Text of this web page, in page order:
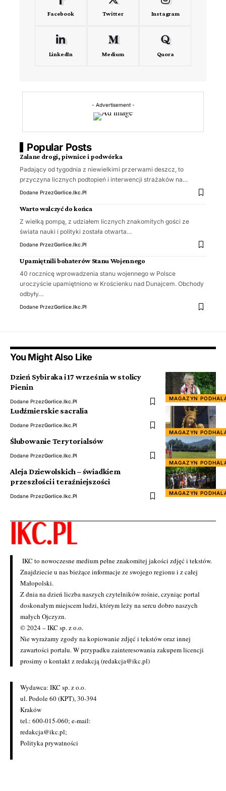
Facebook Twitter Instagram
LinkedIn Medium Quora
- Advertisement -
Popular Posts
Zalane drogi, piwnice i podwórka
Padający od tygodnia z niewielkimi przerwami deszcz, to
przyczyna licznych podtopień i interwencji strażaków na…
Dodane PrzezGorlice.ikc.pl
Warto walczyć do końca
Z wielką pompą, z udziałem licznych znakomitych gości ze
świata nauki i polityki została otwarta…
Dodane PrzezGorlice.ikc.pl
Upamiętnili bohaterów Stanu Wojennego
40 rocznicę wprowadzenia stanu wojennego w Polsce
uroczyście upamiętniono w Krościenku nad Dunajcem. Obchody
odbyły…
Dodane PrzezGorlice.ikc.pl
You Might Also Like
MAGAZYN
Dzień Sybiraka i 17 września w stolicy
Pienin
Dodane PrzezGorlice.ikc.pl
MAGAZYN
Ludźmierskie sacralia
Dodane PrzezGorlice.ikc.pl
MAGAZYN
Ślubowanie Terytorialsów
Dodane PrzezGorlice.ikc.pl
MAGAZYN
Aleja Dziewolskich – świadkiem
przeszłości i teraźniejszości
Dodane PrzezGorlice.ikc.pl
IKC to nowoczesne medium pełne znakomitej jakości zdjęć i tekstów.
Znajdziecie u nas bieżące informacje ze swojego regionu i z całej
Małopolski.
Z dnia na dzień liczba naszych czytelników rośnie, czyniąc portal
doskonałym miejscem ludzi, którym leży na sercu dobro naszych
małych Ojczyzn.
© 2024 – IKC sp. z o.o.
Nie wyrażamy zgody na kopiowanie zdjęć i tekstów oraz innej
zawartości portalu. W przypadku zainteresowania zakupem licencji
prosimy o kontakt z redakcją (redakcja@ikc.pl)
Wydawca: IKC sp. z o.o.
ul. Podole 60 (KPT), 30-394
Kraków
tel.: 600-015-060; e-mail:
redakcja@ikc.pl;
Polityka prywatności